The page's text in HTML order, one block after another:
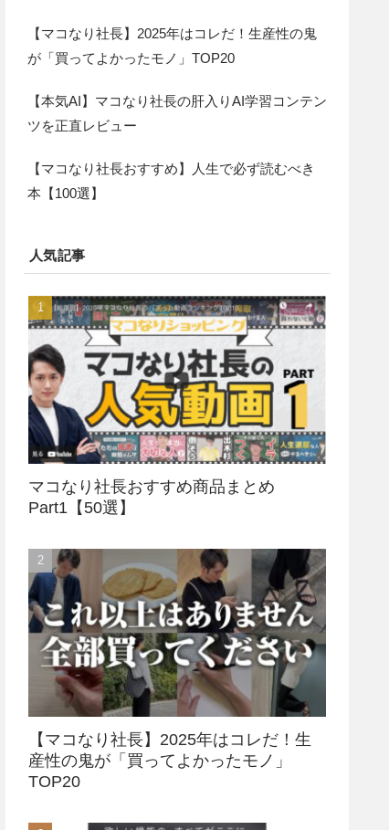
【マコなり社長】2025年はコレだ！生産性の鬼
が「買ってよかったモノ」TOP20
【本気AI】マコなり社長の肝入りAI学習コンテン
ツを正直レビュー
【マコなり社長おすすめ】人生で必ず読むべき
本【100選】
人気記事
マコなり社長おすすめ商品まとめ
Part1【50選】
【マコなり社長】2025年はコレだ！生
産性の鬼が「買ってよかったモノ」
TOP20